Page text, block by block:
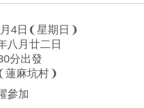
4日❨星期日❩
廿二日
分出發
蓮麻坑村❩
參加